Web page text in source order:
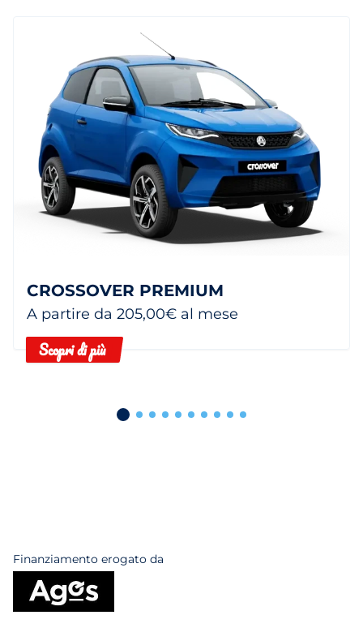
CROSSOVER PREMIUM
A partire da 205,00€ al mese
Scopri di più
Finanziamento erogato da